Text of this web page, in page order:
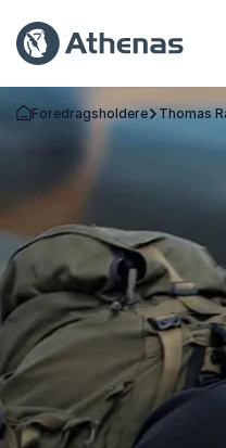
Tilbage til forsiden
Foredragsholdere Thomas